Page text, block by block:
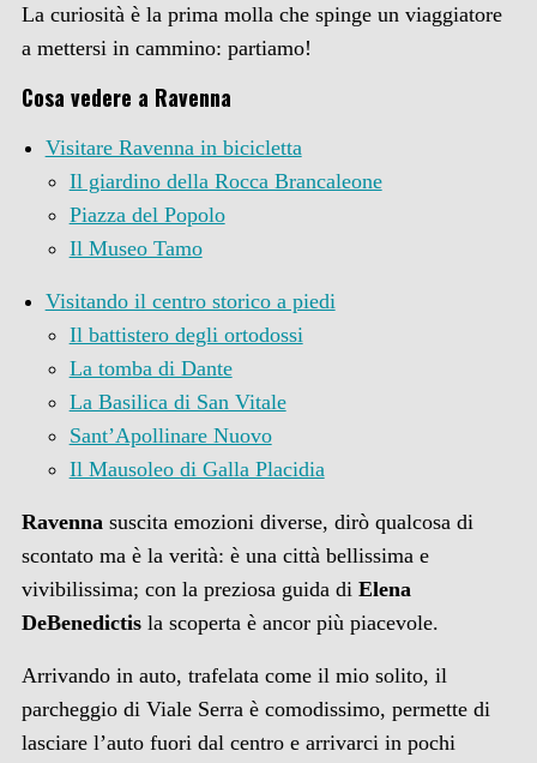
La curiosità è la prima molla che spinge un viaggiatore
a mettersi in cammino: partiamo!
Cosa vedere a Ravenna
Visitare Ravenna in bicicletta
Il giardino della Rocca Brancaleone
Piazza del Popolo
Il Museo Tamo
Visitando il centro storico a piedi
Il battistero degli ortodossi
La tomba di Dante
La Basilica di San Vitale
Sant’Apollinare Nuovo
Il Mausoleo di Galla Placidia
Ravenna suscita emozioni diverse, dirò qualcosa di
scontato ma è la verità: è una città bellissima e
vivibilissima; con la preziosa guida di Elena
DeBenedictisla scoperta è ancor più piacevole.
Arrivando in auto, trafelata come il mio solito, il
parcheggio di Viale Serra è comodissimo, permette di
lasciare l’auto fuori dal centro e arrivarci in pochi